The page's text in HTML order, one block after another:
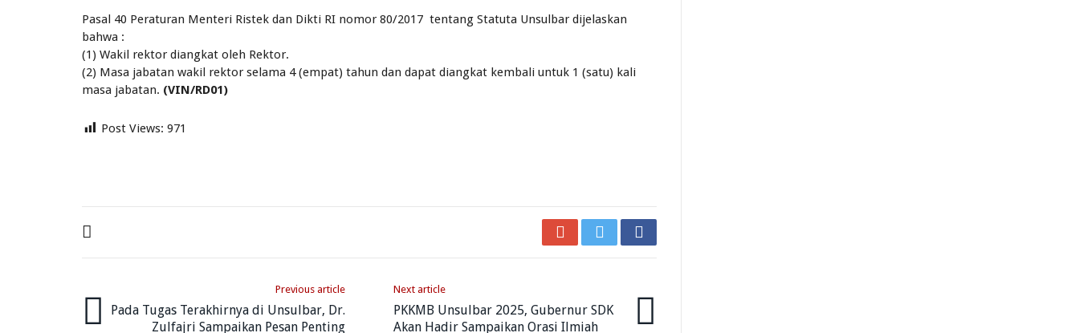
Pasal 40 Peraturan Menteri Ristek dan Dikti RI nomor 80/2017 tentang Statuta Unsulbar dijelaskan
bahwa :
(1) Wakil rektor diangkat oleh Rektor.
(2) Masa jabatan wakil rektor selama 4 (empat) tahun dan dapat diangkat kembali untuk 1 (satu) kali
masa jabatan. (VIN/RD01)
Post Views: 971
Previous article
Pada Tugas Terakhirnya di Unsulbar, Dr.
Zulfajri Sampaikan Pesan Penting
Next article
PKKMB Unsulbar 2025, Gubernur SDK
Akan Hadir Sampaikan Orasi Ilmiah